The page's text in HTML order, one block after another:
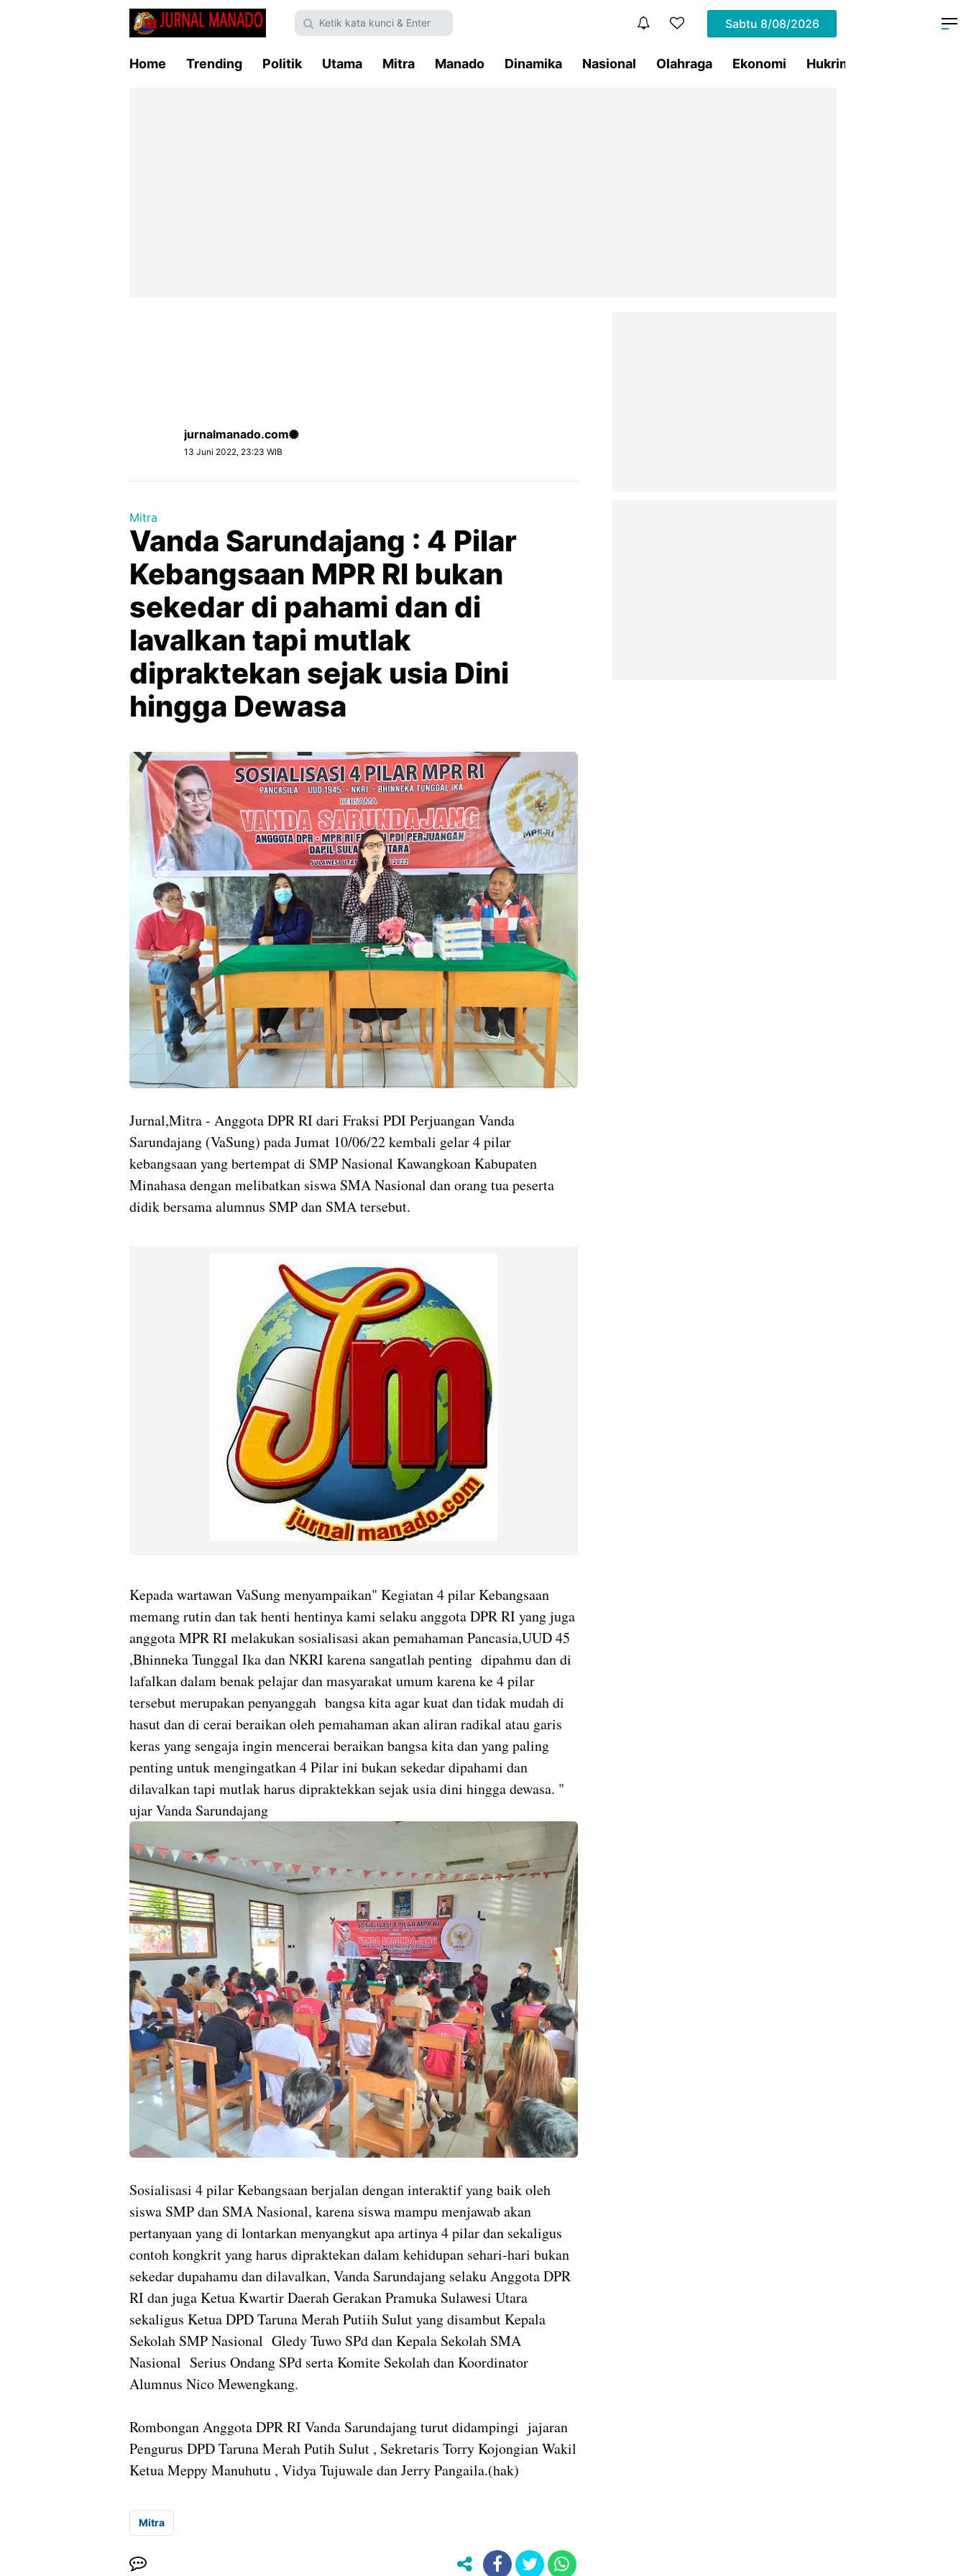
Sabtu 8/08/2026
Home Trending Politik Utama Mitra Manado Dinamika Nasional Olahraga Ekonomi Hukrim
jurnalmanado.com
13 Juni 2022, 23:23 WIB
Mitra
Vanda Sarundajang : 4 Pilar
Kebangsaan MPR RI bukan
sekedar di pahami dan di
lavalkan tapi mutlak
dipraktekan sejak usia Dini
hingga Dewasa
Jurnal,Mitra - Anggota DPR RI dari Fraksi PDI Perjuangan Vanda
Sarundajang (VaSung) pada Jumat 10/06/22 kembali gelar 4 pilar
kebangsaan yang bertempat di SMP Nasional Kawangkoan Kabupaten
Minahasa dengan melibatkan siswa SMA Nasional dan orang tua peserta
didik bersama alumnus SMP dan SMA tersebut.
Kepada wartawan VaSung menyampaikan" Kegiatan 4 pilar Kebangsaan
memang rutin dan tak henti hentinya kami selaku anggota DPR RI yang juga
anggota MPR RI melakukan sosialisasi akan pemahaman Pancasia,UUD 45
,Bhinneka Tunggal Ika dan NKRI karena sangatlah penting dipahmu dan di
lafalkan dalam benak pelajar dan masyarakat umum karena ke 4 pilar
tersebut merupakan penyanggah bangsa kita agar kuat dan tidak mudah di
hasut dan di cerai beraikan oleh pemahaman akan aliran radikal atau garis
keras yang sengaja ingin mencerai beraikan bangsa kita dan yang paling
penting untuk mengingatkan 4 Pilar ini bukan sekedar dipahami dan
dilavalkan tapi mutlak harus dipraktekkan sejak usia dini hingga dewasa. "
ujar Vanda Sarundajang
Sosialisasi 4 pilar Kebangsaan berjalan dengan interaktif yang baik oleh
siswa SMP dan SMA Nasional, karena siswa mampu menjawab akan
pertanyaan yang di lontarkan menyangkut apa artinya 4 pilar dan sekaligus
contoh kongkrit yang harus dipraktekan dalam kehidupan sehari-hari bukan
sekedar dupahamu dan dilavalkan, Vanda Sarundajang selaku Anggota DPR
RI dan juga Ketua Kwartir Daerah Gerakan Pramuka Sulawesi Utara
sekaligus Ketua DPD Taruna Merah Putiih Sulut yang disambut Kepala
Sekolah SMP Nasional Gledy Tuwo SPd dan Kepala Sekolah SMA
Nasional Serius Ondang SPd serta Komite Sekolah dan Koordinator
Alumnus Nico Mewengkang.
Rombongan Anggota DPR RI Vanda Sarundajang turut didampingi jajaran
Pengurus DPD Taruna Merah Putih Sulut , Sekretaris Torry Kojongian Wakil
Ketua Meppy Manuhutu , Vidya Tujuwale dan Jerry Pangaila.(hak)
Mitra